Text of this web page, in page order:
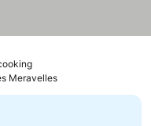
Meravelles